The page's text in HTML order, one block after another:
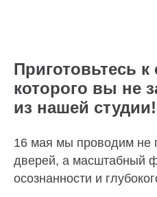
Приготовьтесь
которого вы не
из нашей студии!
16 мая мы проводим не
дверей, а масштабный
осознанности и